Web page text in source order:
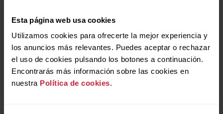
Esta página web usa cookies
Utilizamos cookies para ofrecerte la mejor experiencia y
los anuncios más relevantes. Puedes aceptar o rechazar
el uso de cookies pulsando los botones a continuación.
Encontrarás más información sobre las cookies en
nuestra Política de cookies.
Reloj inteligente multideporte
$ 1.447.500,00$ 1.930.000,00
Comprar
Reloj deportivo con GPS
$ 669.600,00 $ 1.080.000,00
Comprar